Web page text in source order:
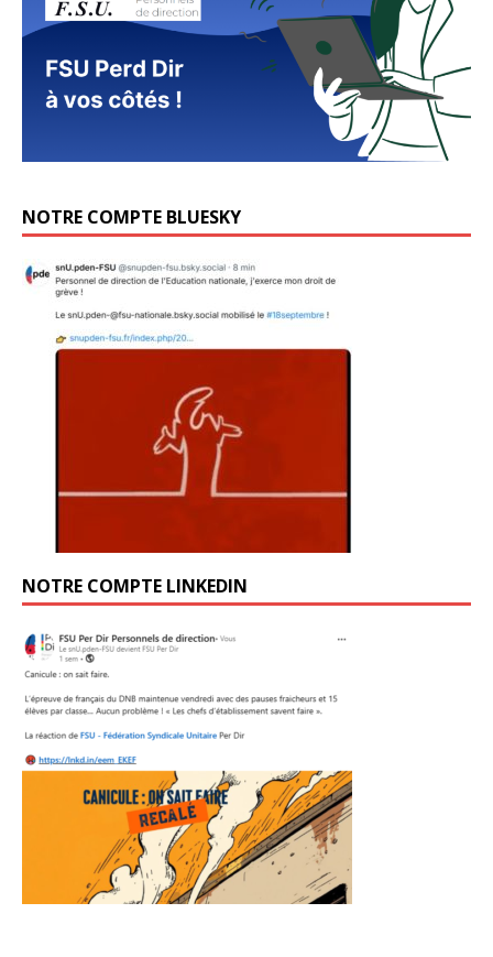
NOTRE COMPTE BLUESKY
NOTRE COMPTE LINKEDIN